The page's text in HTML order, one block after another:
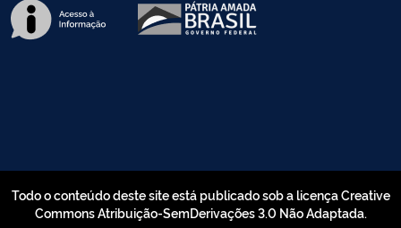
Todo o conteúdo deste site está publicado sob a licença Creative
Commons Atribuição-SemDerivações 3.0 Não Adaptada.